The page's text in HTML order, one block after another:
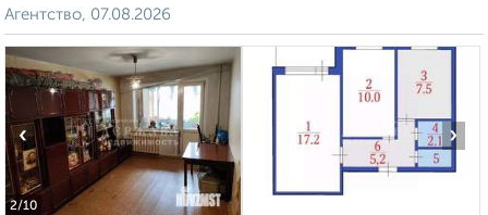
Агентство, 07.08.2026
2/10
‹ ›